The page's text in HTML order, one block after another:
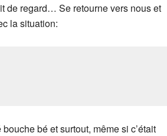
de regard… Se retourne vers nous et
la situation:
bé et surtout, même si c’était